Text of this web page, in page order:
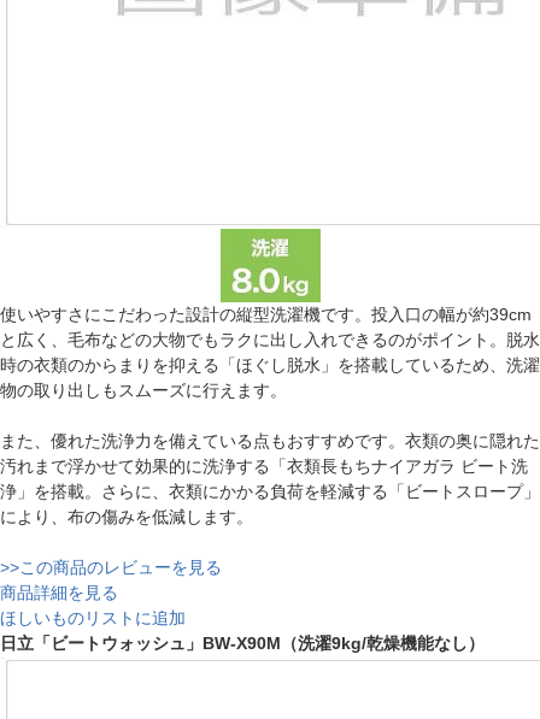
使いやすさにこだわった設計の縦型洗濯機です。投入口の幅が約39cm
と広く、毛布などの大物でもラクに出し入れできるのがポイント。脱水
時の衣類のからまりを抑える「ほぐし脱水」を搭載しているため、洗濯
物の取り出しもスムーズに行えます。
また、優れた洗浄力を備えている点もおすすめです。衣類の奥に隠れた
汚れまで浮かせて効果的に洗浄する「衣類長もちナイアガラ ビート洗
浄」を搭載。さらに、衣類にかかる負荷を軽減する「ビートスロープ」
により、布の傷みを低減します。
>>この商品のレビューを見る
商品詳細を見る
ほしいものリストに追加
日立「ビートウォッシュ」BW-X90M（洗濯9kg/乾燥機能なし）